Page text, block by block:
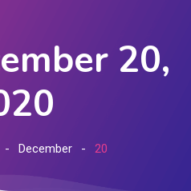
20,
December 20